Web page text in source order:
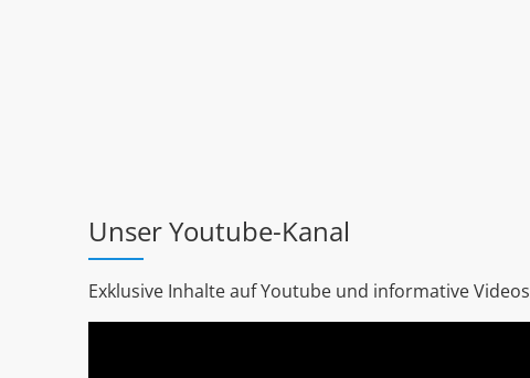
Unser Youtube-Kanal
Exklusive Inhalte auf Youtube und informative Videos